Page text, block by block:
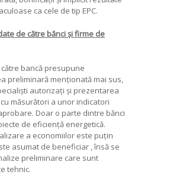
ca cele de tip EPC.
de către bănci și firme de
bancă presupune
preliminară menționată mai sus,
autorizați și prezentarea
măsurători a unor indicatori
Doar o parte dintre bănci
de eficiență energetică.
a economiilor este puțin
asumat de beneficiar , însă se
preliminare care sunt
tehnic.